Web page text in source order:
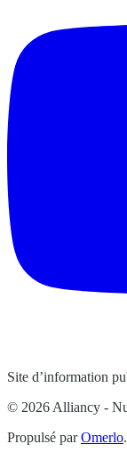
Site d’information
© 2026 Alliancy -
Propulsé parOmerlo.